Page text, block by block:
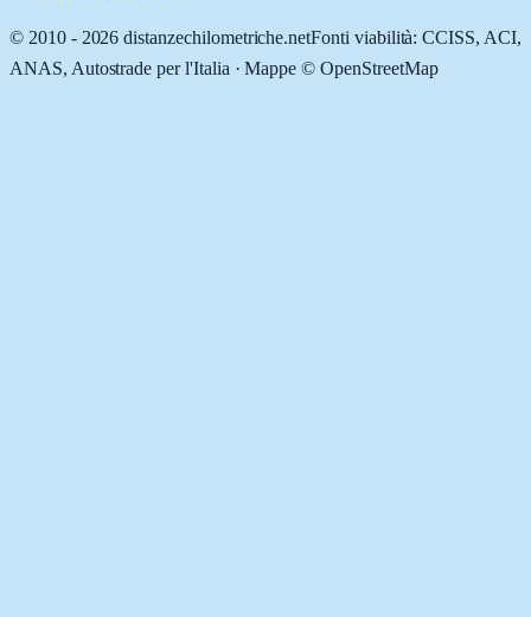
© 2010 - 2026 distanzechilometriche.netFonti viabilità: CCISS, ACI,
ANAS, Autostrade per l'Italia · Mappe © OpenStreetMap